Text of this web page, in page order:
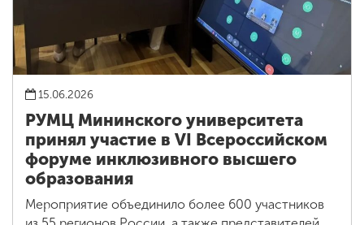
15.06.2026
РУМЦ Мининского университета
принял участие в VI Всероссийском
форуме инклюзивного высшего
образования